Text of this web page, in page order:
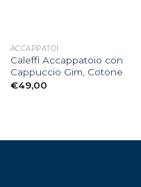
ACCAPPATOI
Caleffi Accappatoio con
Cappuccio Gim, Cotone
€49,00